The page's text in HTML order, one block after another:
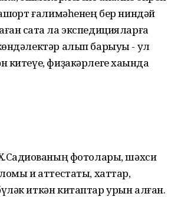
ғалимәһенең бер ниндәй
саҡта ла экспедицияларға
алып барыуы - ул
китеүе, фиҙакәрлеге хаҡында
фотолары, шәхси
и аттестаты, хаттар,
иткән китаптар урын алған.